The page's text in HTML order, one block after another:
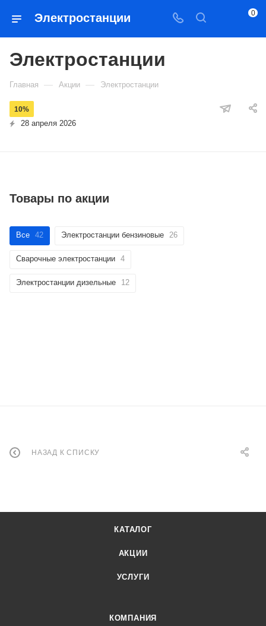
Электростанции 0
Электростанции
Главная — Акции — Электростанции
10%
28 апреля 2026
Товары по акции
Все 42 Электростанции бензиновые 26
Сварочные электростанции 4
Электростанции дизельные 12
НАЗАД К СПИСКУ
КАТАЛОГ
АКЦИИ
УСЛУГИ
КОМПАНИЯ